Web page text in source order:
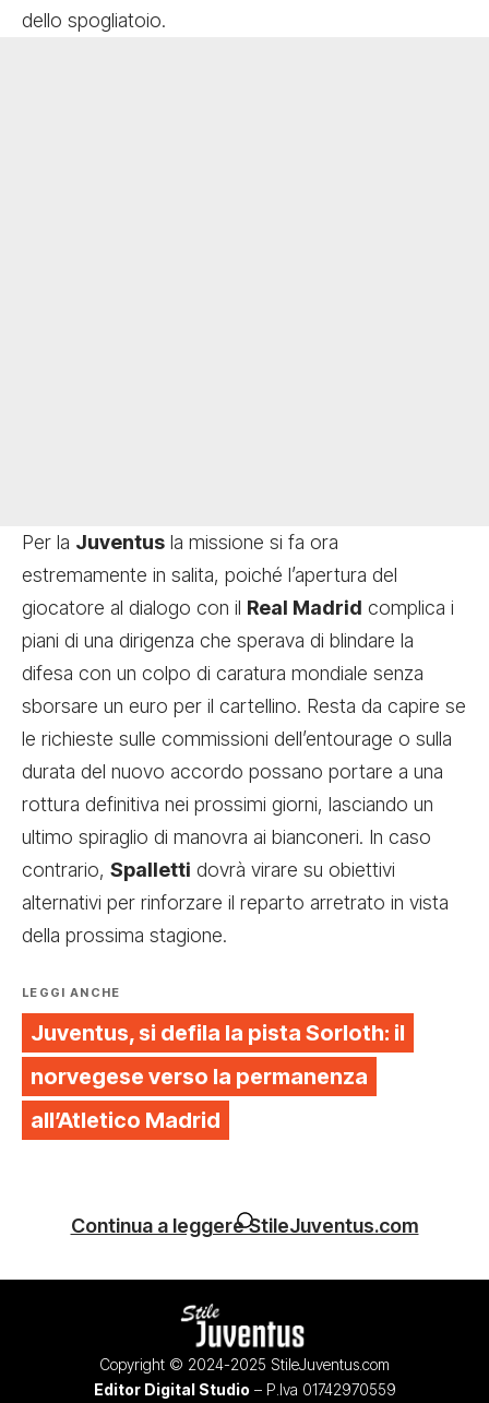
dello spogliatoio.
Per la Juventus la missione si fa ora
estremamente in salita, poiché l’apertura del
giocatore al dialogo con il Real Madrid complica i
piani di una dirigenza che sperava di blindare la
difesa con un colpo di caratura mondiale senza
sborsare un euro per il cartellino. Resta da capire se
le richieste sulle commissioni dell’entourage o sulla
durata del nuovo accordo possano portare a una
rottura definitiva nei prossimi giorni, lasciando un
ultimo spiraglio di manovra ai bianconeri. In caso
contrario, Spalletti dovrà virare su obiettivi
alternativi per rinforzare il reparto arretrato in vista
della prossima stagione.
LEGGI ANCHE
Juventus, si defila la pista Sorloth: il
norvegese verso la permanenza
all’Atletico Madrid
Continua a leggere StileJuventus.com
Copyright © 2024-2025 StileJuventus.com
Editor Digital Studio – P.Iva 01742970559